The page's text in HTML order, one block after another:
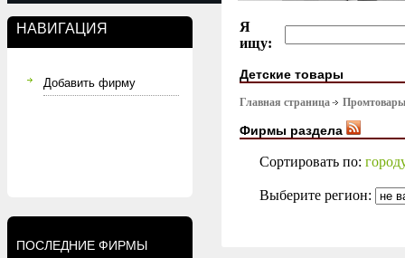
НАВИГАЦИЯ
Добавить фирму
ПОСЛЕДНИЕ ФИРМЫ
Я
ищу:
Детские товары
Главная страница Промтовары
Фирмы раздела
Сортировать по:
Выберите регион: